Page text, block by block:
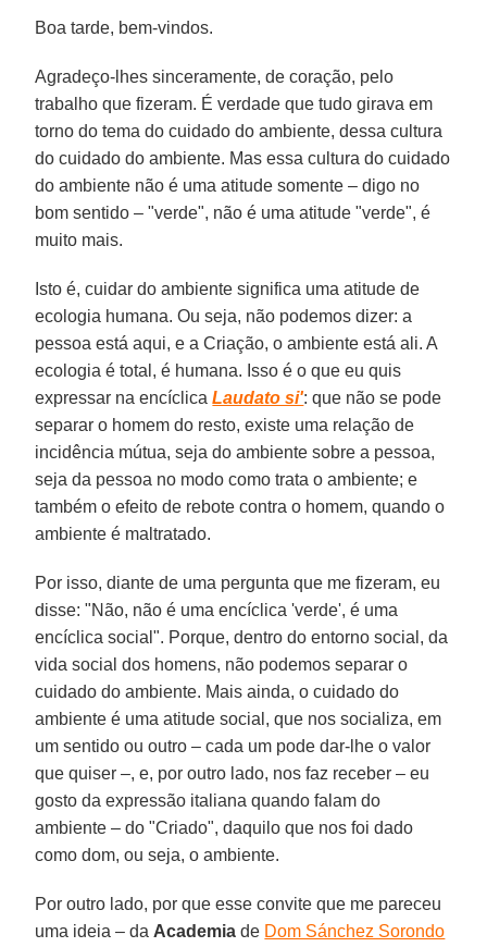
Boa tarde, bem-vindos.
Agradeço-lhes sinceramente, de coração, pelo
trabalho que fizeram. É verdade que tudo girava em
torno do tema do cuidado do ambiente, dessa cultura
do cuidado do ambiente. Mas essa cultura do cuidado
do ambiente não é uma atitude somente – digo no
bom sentido – "verde", não é uma atitude "verde", é
muito mais.
Isto é, cuidar do ambiente significa uma atitude de
ecologia humana. Ou seja, não podemos dizer: a
pessoa está aqui, e a Criação, o ambiente está ali. A
ecologia é total, é humana. Isso é o que eu quis
expressar na encíclicaLaudato si': que não se pode
separar o homem do resto, existe uma relação de
incidência mútua, seja do ambiente sobre a pessoa,
seja da pessoa no modo como trata o ambiente; e
também o efeito de rebote contra o homem, quando o
ambiente é maltratado.
Por isso, diante de uma pergunta que me fizeram, eu
disse: "Não, não é uma encíclica 'verde', é uma
encíclica social". Porque, dentro do entorno social, da
vida social dos homens, não podemos separar o
cuidado do ambiente. Mais ainda, o cuidado do
ambiente é uma atitude social, que nos socializa, em
um sentido ou outro – cada um pode dar-lhe o valor
que quiser –, e, por outro lado, nos faz receber – eu
gosto da expressão italiana quando falam do
ambiente – do "Criado", daquilo que nos foi dado
como dom, ou seja, o ambiente.
Por outro lado, por que esse convite que me pareceu
uma ideia – da Academia de Dom Sánchez Sorondo